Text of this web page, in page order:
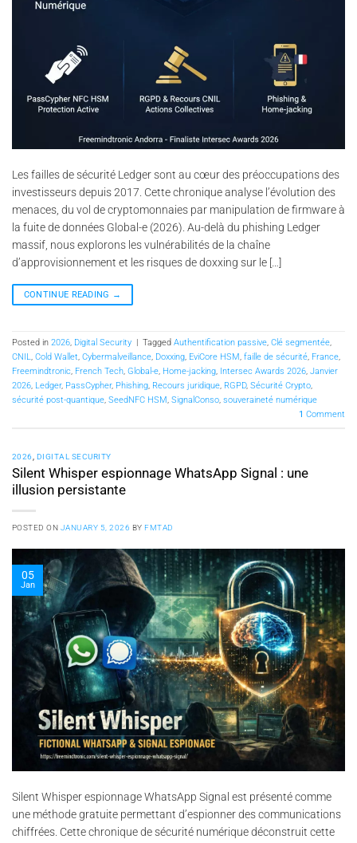
Les failles de sécurité Ledger sont au cœur des préoccupations des
investisseurs depuis 2017. Cette chronique analyse l’évolution des
menaces, du vol de cryptomonnaies par manipulation de firmware à
la fuite de données Global-e (2026). Au-delà du phishing Ledger
massif, nous explorons les vulnérabilités de la chaîne
d’approvisionnement et les risques de doxxing sur le […]
CONTINUE READING →
Posted in 2026, Digital Security Tagged Authentification passive, Clé segmentée,
CNIL, Cold Wallet, Cybermalveillance, Doxxing, EviCore HSM, faille de sécurité, France,
Freemindtronic, French Tech, Global-e, Home-jacking, Intersec Awards 2026, Janvier
2026, Ledger, PassCypher, Phishing, Recours juridique, RGPD, Sécurité Crypto,
sécurité post-quantique, SeedNFC HSM, SignalConso, souveraineté numérique
1 Comment
2026 DIGITAL SECURITY
Silent Whisper espionnage WhatsApp Signal : une
illusion persistante
POSTED ON JANUARY 5, 2026 BYFMTAD
05
Jan
Silent Whisper espionnage WhatsApp Signal est présenté comme
une méthode gratuite permettant d’espionner des communications
chiffrées. Cette chronique de sécurité numérique déconstruit cette